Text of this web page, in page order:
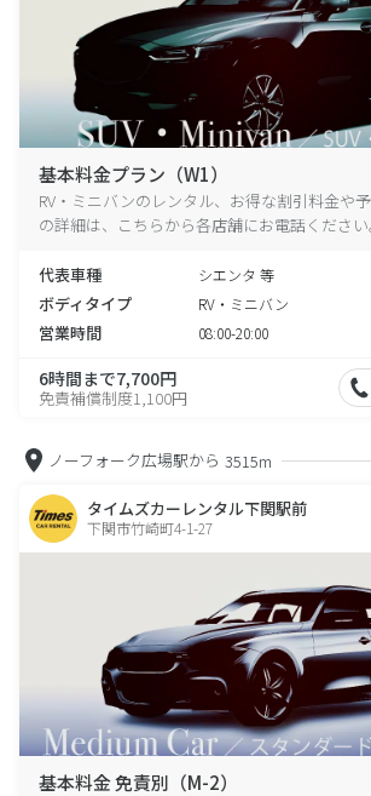
基本料金プラン（W1）
RV・ミニバンのレンタル、お得な割引料金や
の詳細は、こちらから各店舗にお電話ください
代表車種 シエンタ 等
ボディタイプ RV・ミニバン
営業時間 08:00-20:00
6時間まで7,700円
免責補償制度1,100円
ノーフォーク広場駅から 3515m
タイムズカーレンタル下関駅前
下関市竹崎町4-1-27
基本料金 免責別（M-2）